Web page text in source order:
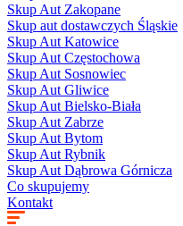
Skup Aut Zakopane
Skup aut dostawczych Śląskie
Skup Aut Katowice
Skup Aut Częstochowa
Skup Aut Sosnowiec
Skup Aut Gliwice
Skup Aut Bielsko-Biała
Skup Aut Zabrze
Skup Aut Bytom
Skup Aut Rybnik
Skup Aut Dąbrowa Górnicza
Co skupujemy
Kontakt